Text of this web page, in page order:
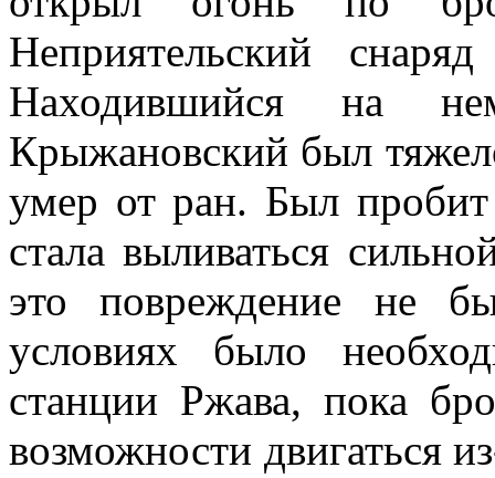
Неприятельский
Находившийся на
Крыжановский был
умер от ран. Был
стала выливаться
это повреждение не
условиях было
станции Ржава, пока
возможности двигаться